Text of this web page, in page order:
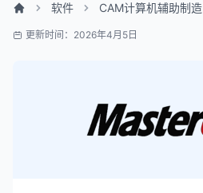
软件 CAM计算机辅助制造
更新时间：2026年4月5日